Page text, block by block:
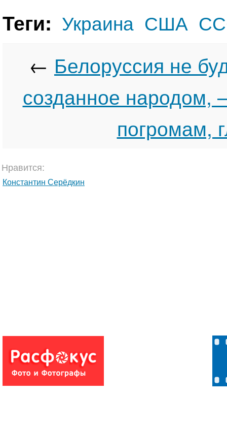
Теги: Украина США
← Белоруссия не
созданное народом,
погромам,
Нравится:
Константин Серёдкин